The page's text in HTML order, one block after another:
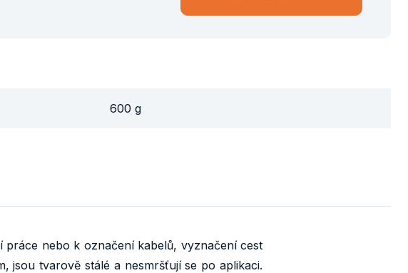
600 g
nebo k označení kabelů, vyznačení cest
jsou tvarově stálé a nesmršťují se po aplikaci.